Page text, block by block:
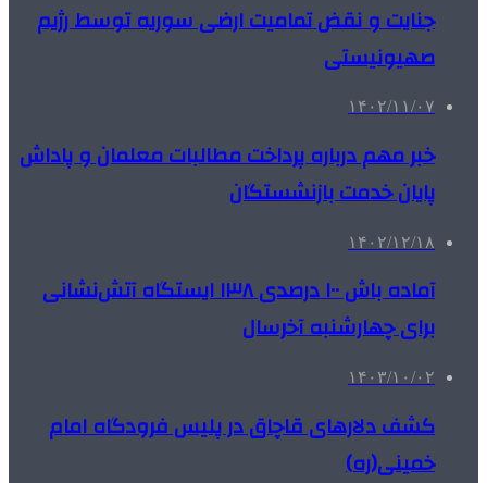
جنایت و نقض تمامیت ارضی سوریه توسط رژیم
صهیونیستی
۱۴۰۲/۱۱/۰۷
خبر مهم درباره پرداخت مطالبات معلمان و پاداش
پایان خدمت بازنشستگان
۱۴۰۲/۱۲/۱۸
آماده باش ۱۰۰ درصدی ۱۳۸ ایستگاه آتش‌نشانی
برای چهارشنبه آخرسال
۱۴۰۳/۱۰/۰۲
کشف دلارهای قاچاق در پلیس فرودگاه امام
خمینی(ره)